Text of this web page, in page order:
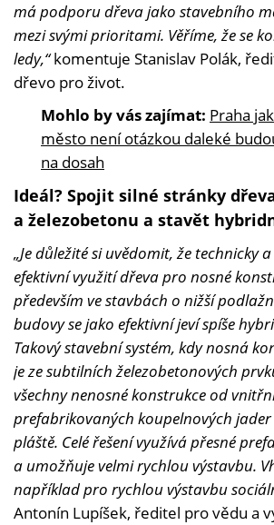
má podporu dřeva jako stavebního
mezi svými prioritami. Věříme, že se
ledy,“komentuje Stanislav Polák,
dřevo pro život.
Mohlo by vás zajímat: Praha
město není otázkou daleké
na dosah
Ideál? Spojit silné stránky
a železobetonu a stavět
„Je důležité si uvědomit, že technicky
efektivní využití dřeva pro nosné
především ve stavbách o nižší
budovy se jako efektivní jeví spíše
Takový stavební systém, kdy nosná
je ze subtilních železobetonových
všechny nenosné konstrukce od
prefabrikovaných koupelnových
pláště. Celé řešení využívá přesné
a umožňuje velmi rychlou výstavbu.
například pro rychlou výstavbu
Antonín Lupíšek, ředitel pro vědu a